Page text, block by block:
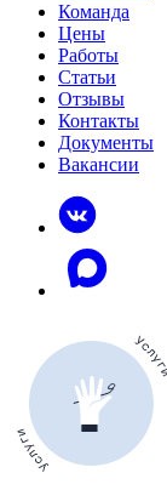
Команда
Цены
Работы
Статьи
Отзывы
Контакты
Документы
Вакансии